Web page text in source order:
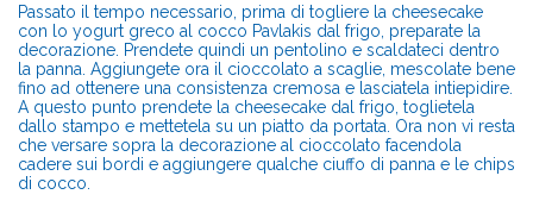
Passato il tempo necessario, prima di togliere la cheesecake
con lo yogurt greco al cocco Pavlakis dal frigo, preparate la
decorazione. Prendete quindi un pentolino e scaldateci dentro
la panna. Aggiungete ora il cioccolato a scaglie, mescolate bene
fino ad ottenere una consistenza cremosa e lasciatela intiepidire.
A questo punto prendete la cheesecake dal frigo, toglietela
dallo stampo e mettetela su un piatto da portata. Ora non vi resta
che versare sopra la decorazione al cioccolato facendola
cadere sui bordi e aggiungere qualche ciuffo di panna e le chips
di cocco.